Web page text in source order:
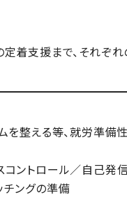
着支援まで、それぞ
を整える等、就労準備
コントロール／自己発
ングの準備